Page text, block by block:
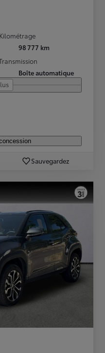
Kilométrage
98 777 km
Boîte automatique
Sauvegardez